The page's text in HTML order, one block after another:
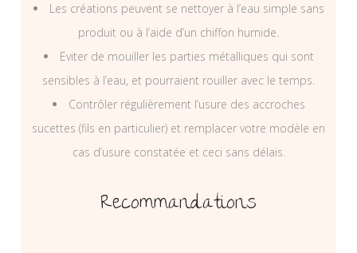
Les créations peuvent se nettoyer à l’eau simple sans
produit ou à l’aide d’un chiffon humide.
Eviter de mouiller les parties métalliques qui sont
sensibles à l’eau, et pourraient rouiller avec le temps.
Contrôler régulièrement l’usure des accroches
sucettes (fils en particulier) et remplacer votre modèle en
cas d’usure constatée et ceci sans délais.
Recommandations